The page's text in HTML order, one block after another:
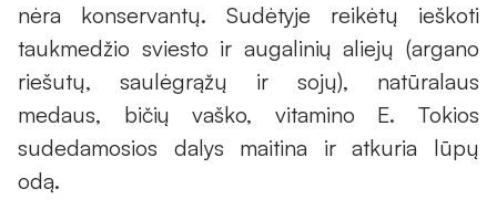
nėra konservantų. Sudėtyje reikėtų ieškoti
taukmedžio sviesto ir augalinių aliejų (argano
riešutų, saulėgrąžų ir sojų), natūralaus
medaus, bičių vaško, vitamino E. Tokios
sudedamosios dalys maitina ir atkuria lūpų
odą.